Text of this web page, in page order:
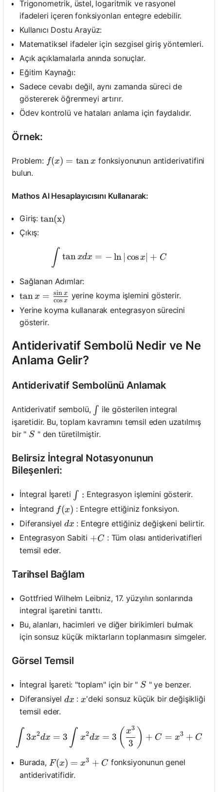
Trigonometrik, üstel, logaritmik ve rasyonel
ifadeleri içeren fonksiyonları entegre edebilir.
Kullanıcı Dostu Arayüz:
Matematiksel ifadeler için sezgisel giriş yöntemleri.
Açık açıklamalarla anında sonuçlar.
Eğitim Kaynağı:
Sadece cevabı değil, aynı zamanda süreci de
göstererek öğrenmeyi artırır.
Ödev kontrolü ve hataları anlama için faydalıdır.
Örnek:
Problem: f(x)=\tan x
f(x) = tanx fonksiyonunun antiderivatifini
bulun.
Mathos AI Hesaplayıcısını Kullanarak:
Giriş: \tan (\mathrm{x})
tan(x)
Çıkış:
\int \tan x d x=-\ln |\cos
∫ tan xdx = − ln cosx + C
Sağlanan Adımlar:
\tan x=\frac{\sin x}{\cos x}
tanx = cos x
sin x
yerine koyma işlemini gösterir.
Yerine koyma kullanarak entegrasyon sürecini
gösterir.
Antiderivatif Sembolü Nedir ve Ne
Anlama Gelir?
Antiderivatif Sembolünü Anlamak
Antiderivatif sembolü, \int
∫ ile gösterilen integral
işaretidir. Bu, toplam kavramını temsil eden uzatılmış
bir " S
S " den türetilmiştir.
Belirsiz İntegral Notasyonunun
Bileşenleri:
İntegral İşareti \int:
∫ : Entegrasyon işlemini gösterir.
İntegrand f(x)
f(x) : Entegre ettiğiniz fonksiyon.
Diferansiyel d x
dx : Entegre ettiğiniz değişkeni belirtir.
Entegrasyon Sabiti +C
+C : Tüm olası antiderivatifleri
temsil eder.
Tarihsel Bağlam
Gottfried Wilhelm Leibniz, 17. yüzyılın sonlarında
integral işaretini tanıttı.
Bu, alanları, hacimleri ve diğer birikimleri bulmak
için sonsuz küçük miktarların toplanmasını simgeler.
Görsel Temsil
İntegral İşareti: "toplam" için bir " S
S " ye benzer.
Diferansiyel d x
dx :x
x'deki sonsuz küçük bir değişikliği
temsil eder.
\int 3 x^2 d x=3 \int
∫ 3x2dx = 3 ∫ x2dx = 3 ( 3
x3 ) + C = x3 + C
Burada, F(x)=x^3+C
F(x) = x3 + Cfonksiyonunun genel
antiderivatifidir.